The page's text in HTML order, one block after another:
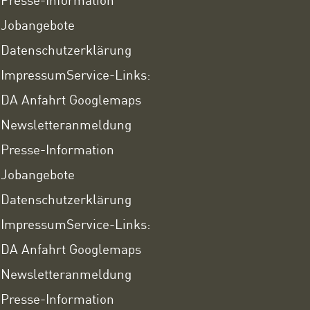
Jobangebote
Datenschutzerklärung
ImpressumService-Links:
DA Anfahrt Googlemaps
Newsletteranmeldung
Presse-Information
Jobangebote
Datenschutzerklärung
ImpressumService-Links:
DA Anfahrt Googlemaps
Newsletteranmeldung
Presse-Information